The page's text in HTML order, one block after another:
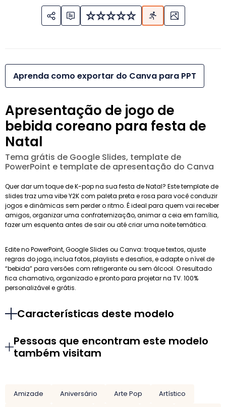
Aprenda como exportar do Canva para PPT
Apresentação de jogo de
bebida coreano para festa de
Natal
Tema grátis de Google Slides, template de
PowerPoint e template de apresentação do Canva
Quer dar um toque de K-pop na sua festa de Natal? Este template de
slides traz uma vibe Y2K com paleta preta e rosa para você conduzir
jogos e dinâmicas sem perder o ritmo. É ideal para quem vai receber
amigos, organizar uma confraternização, animar a ceia em família,
fazer um esquenta antes de sair ou até criar uma noite temática.
Edite no PowerPoint, Google Slides ou Canva: troque textos, ajuste
regras do jogo, inclua fotos, playlists e desafios, e adapte o nível de
“bebida” para versões com refrigerante ou sem álcool. O resultado
fica chamativo, organizado e pronto para projetar na TV. 100%
personalizável e grátis.
Características deste modelo
Pessoas que encontram este modelo
também visitam
Amizade Aniversário Arte Pop
Artístico